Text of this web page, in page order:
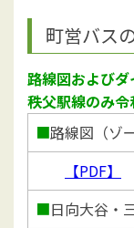
町営バス
路線図および
秩父駅線のみ
■路線図（ゾ
【PDF】
■日向大谷・